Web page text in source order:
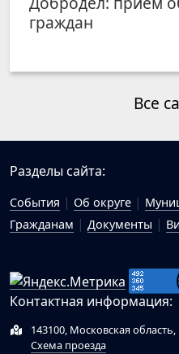
граждан
Все
Разделы сайта:
События Об округе
Гражданам
Документы
Контактная информация:
143100, Московская область,
Схема проезда